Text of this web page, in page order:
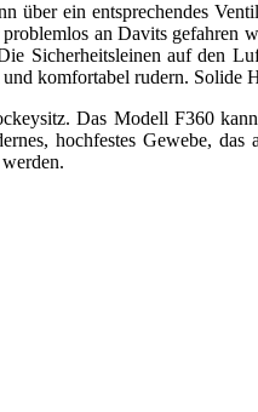
ein entsprechendes
an Davits
Sicherheitsleinen auf den
komfortabel rudern. Solide
Das Modell F360
hochfestes Gewebe, das